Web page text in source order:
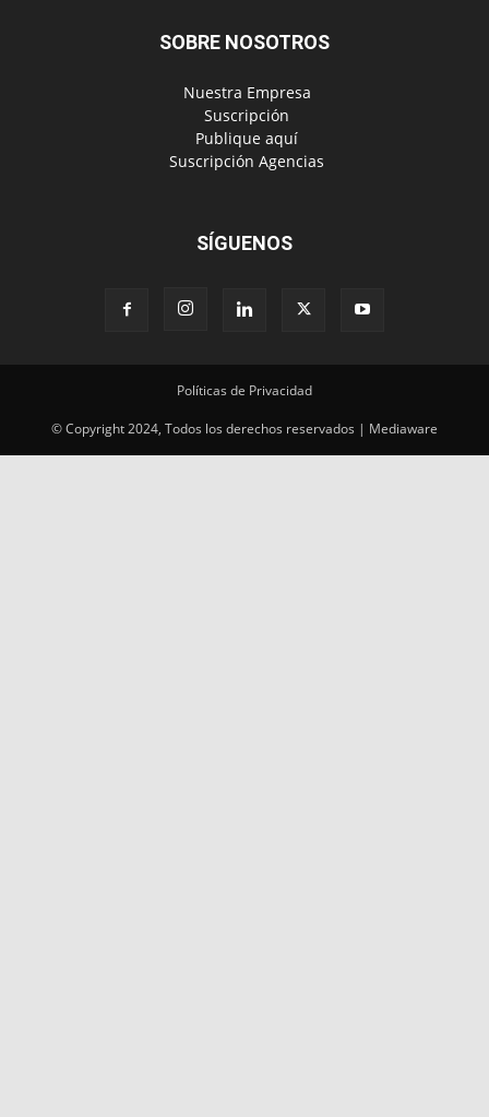
SOBRE NOSOTROS
‎ Nuestra Empresa
‎ Suscripción
‎ Publique aquí
‎ Suscripción Agencias
SÍGUENOS
Políticas de Privacidad
© Copyright 2024, Todos los derechos reservados | Mediaware